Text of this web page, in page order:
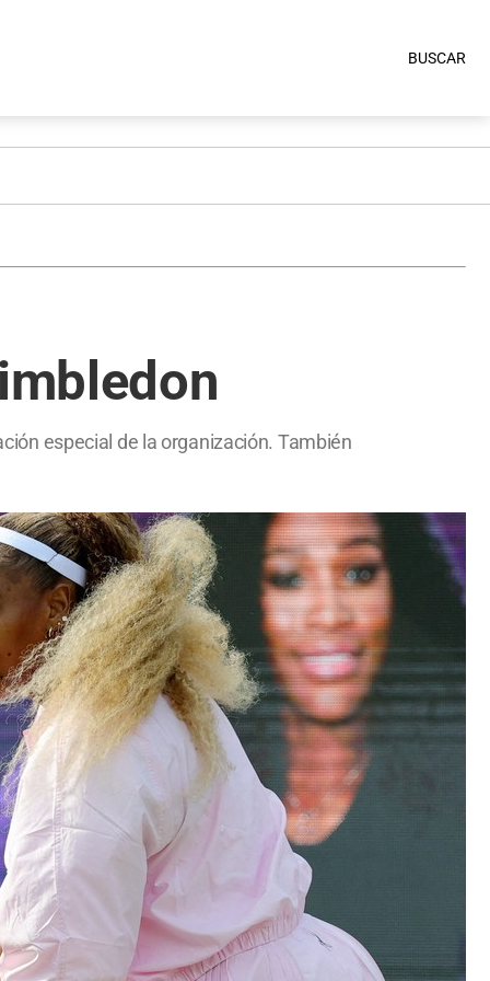
BUSCAR
especial de la organización. También